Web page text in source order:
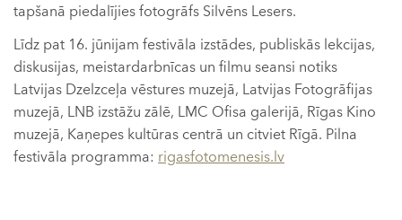
tapšanā piedalījies fotogrāfs Silvēns Lesers.
Līdz pat 16. jūnijam festivāla izstādes, publiskās lekcijas,
diskusijas, meistardarbnīcas un filmu seansi notiks
Latvijas Dzelzceļa vēstures muzejā, Latvijas Fotogrāfijas
muzejā, LNB izstāžu zālē, LMC Ofisa galerijā, Rīgas Kino
muzejā, Kaņepes kultūras centrā un citviet Rīgā. Pilna
festivāla programma: rigasfotomenesis.lv